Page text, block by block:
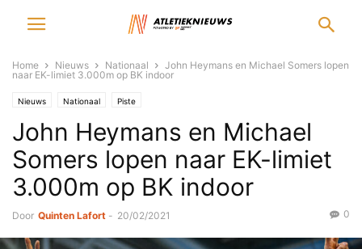
Home Nieuws Nationaal
John Heymans en Michael Somers lopen
naar EK-limiet 3.000m op BK indoor
Nieuws Nationaal Piste
John Heymans en Michael
Somers lopen naar EK-limiet
3.000m op BK indoor
Door Quinten Lafort - 20/02/2021 0